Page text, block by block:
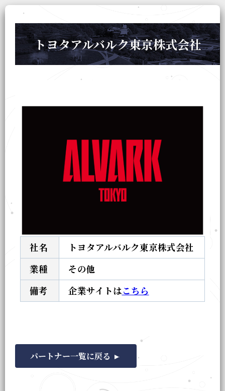
トヨタアルバルク東京株式会社
社名
トヨタアルバルク東京株式会社
業種
その他
備考
企業サイトはこちら
パートナー一覧に戻る